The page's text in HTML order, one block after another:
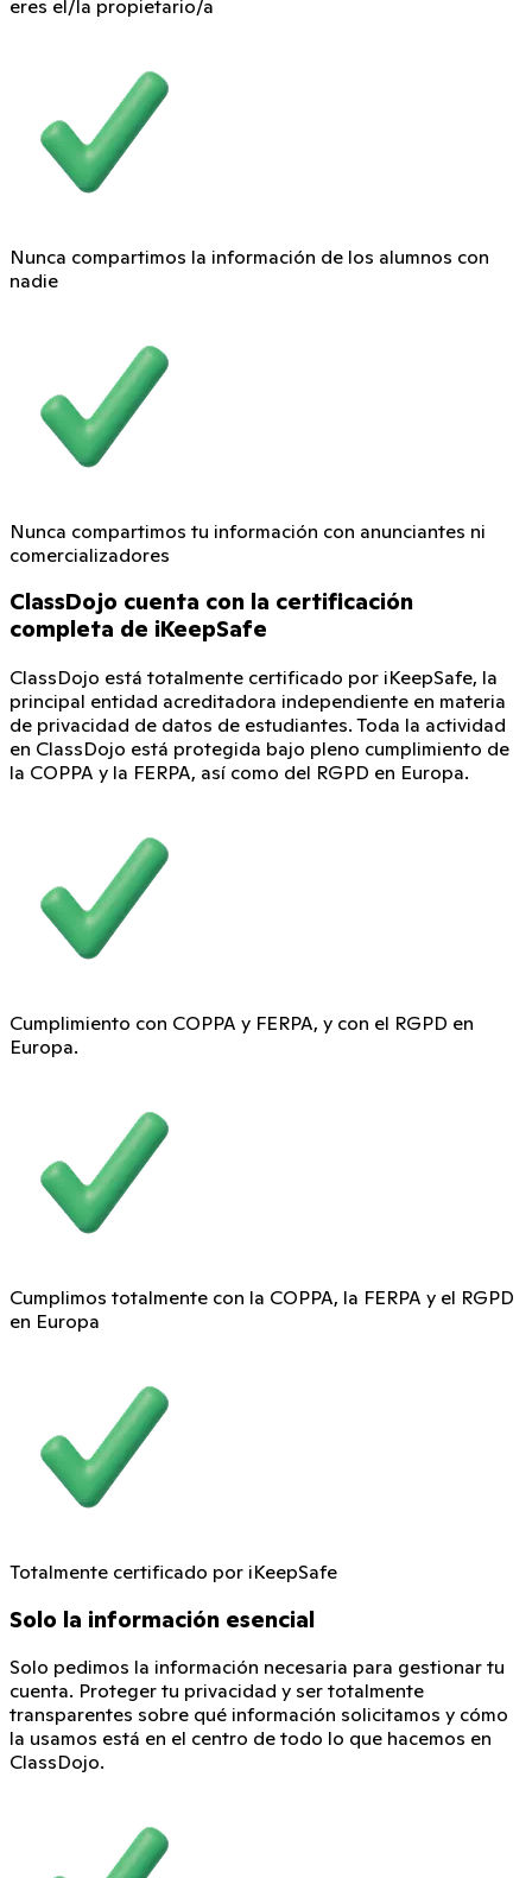
eres el/la propietario/a
Nunca compartimos la información de los alumnos con
nadie
Nunca compartimos tu información con anunciantes ni
comercializadores
ClassDojo cuenta con la certificación
completa de iKeepSafe
ClassDojo está totalmente certificado por iKeepSafe, la
principal entidad acreditadora independiente en materia
de privacidad de datos de estudiantes. Toda la actividad
en ClassDojo está protegida bajo pleno cumplimiento de
la COPPA y la FERPA, así como del RGPD en Europa.
Cumplimiento con COPPA y FERPA, y con el RGPD en
Europa.
Cumplimos totalmente con la COPPA, la FERPA y el RGPD
en Europa
Totalmente certificado por iKeepSafe
Solo la información esencial
Solo pedimos la información necesaria para gestionar tu
cuenta. Proteger tu privacidad y ser totalmente
transparentes sobre qué información solicitamos y cómo
la usamos está en el centro de todo lo que hacemos en
ClassDojo.